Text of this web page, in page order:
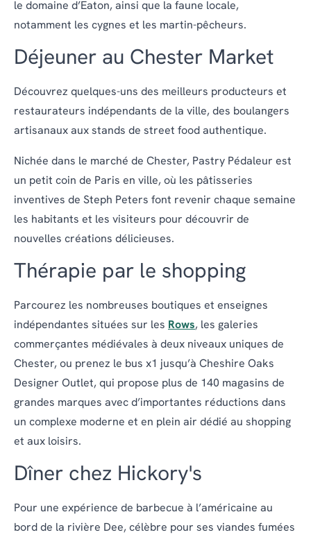
le domaine d’Eaton, ainsi que la faune locale,
notamment les cygnes et les martin-pêcheurs.
Déjeuner au Chester Market
Découvrez quelques-uns des meilleurs producteurs et
restaurateurs indépendants de la ville, des boulangers
artisanaux aux stands de street food authentique.
Nichée dans le marché de Chester, Pastry Pédaleur est
un petit coin de Paris en ville, où les pâtisseries
inventives de Steph Peters font revenir chaque semaine
les habitants et les visiteurs pour découvrir de
nouvelles créations délicieuses.
Thérapie par le shopping
Parcourez les nombreuses boutiques et enseignes
indépendantes situées sur les Rows, les galeries
commerçantes médiévales à deux niveaux uniques de
Chester, ou prenez le bus x1 jusqu’à Cheshire Oaks
Designer Outlet, qui propose plus de 140 magasins de
grandes marques avec d’importantes réductions dans
un complexe moderne et en plein air dédié au shopping
et aux loisirs.
Dîner chez Hickory's
Pour une expérience de barbecue à l’américaine au
bord de la rivière Dee, célèbre pour ses viandes fumées